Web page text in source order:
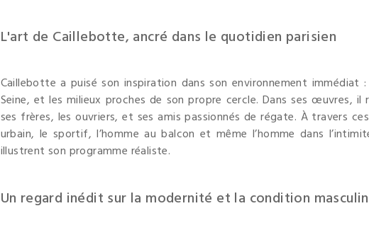
L'art de Caillebotte, ancré dans le quotidien parisien
Caillebotte a puisé son inspiration dans son environnement immédiat
Seine, et les milieux proches de son propre cercle. Dans ses œuvres,
ses frères, les ouvriers, et ses amis passionnés de régate. À travers
urbain, le sportif, l’homme au balcon et même l’homme dans
illustrent son programme réaliste.
Un regard inédit sur la modernité et la condition